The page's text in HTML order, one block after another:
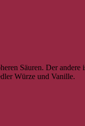
Säuren. Der
Würze und Vanille.